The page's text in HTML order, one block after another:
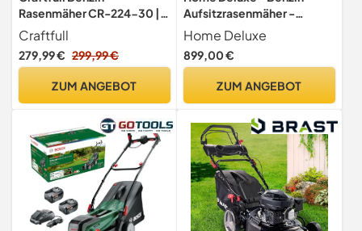
Rasenmäher CR-224-30 |
5,1 KW 7 PS | 223 cm³ OHV
Motor | Benzinrasenmäher -
Mäher - Selbstfahrantrieb -
Stufen (CR-224-30 5,1 KW
Craftfull
279,99 € 299,99 €
ZUM ANGEBOT
Aufsitzrasenmäher -
Reaper Schwarz - Motor
Leistung 4,5 kW (6,5 PS) -
150 Liter Auffangkorb - 61
höhenverstellbar - Inkl.
Home Deluxe
899,00 €
ZUM ANGEBOT